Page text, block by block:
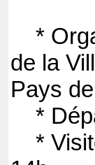
*
de la
Pays
*
*